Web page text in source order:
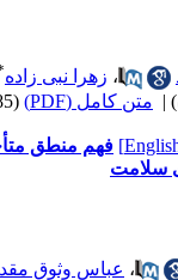
،زهرا نبی زاده
متن کامل (PDF) (4085 دریافت)
فهم منطق
سلامت
،عباس وثوق مقدم